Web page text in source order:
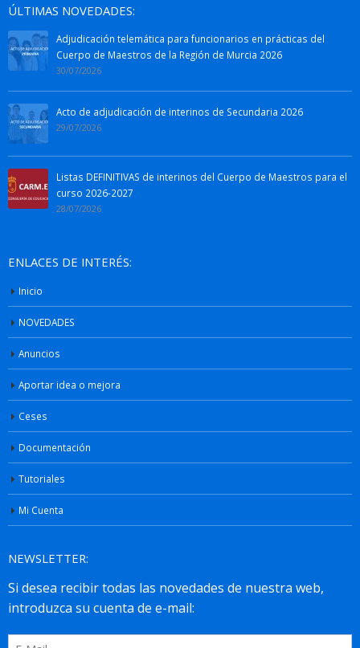
ÚLTIMAS NOVEDADES:
Adjudicación telemática para funcionarios en prácticas del
Cuerpo de Maestros de la Región de Murcia 2026
30/07/2026
Acto de adjudicación de interinos de Secundaria 2026
29/07/2026
Listas DEFINITIVAS de interinos del Cuerpo de Maestros para el
curso 2026-2027
28/07/2026
ENLACES DE INTERÉS:
Inicio
NOVEDADES
Anuncios
Aportar idea o mejora
Ceses
Documentación
Tutoriales
Mi Cuenta
NEWSLETTER: